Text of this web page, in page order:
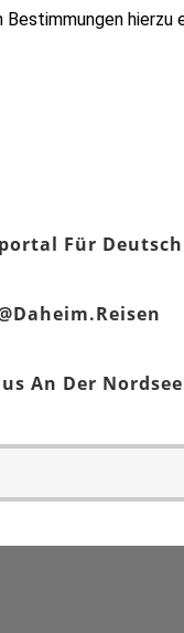
hierzu
Für
An Der Nordsee